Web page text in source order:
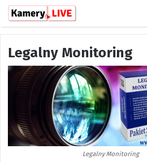
Legalny Monitoring
Legalny Monitoring